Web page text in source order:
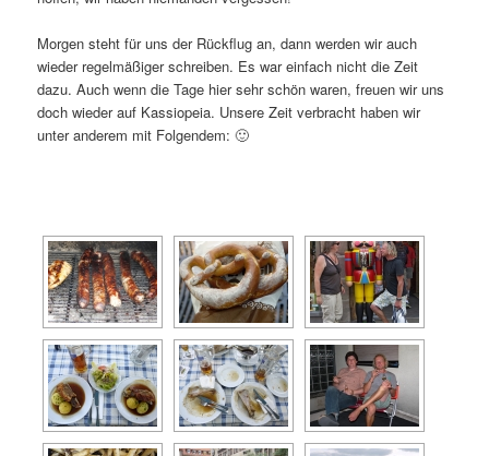
Morgen steht für uns der Rückflug an, dann werden wir auch
wieder regelmäßiger schreiben. Es war einfach nicht die Zeit
dazu. Auch wenn die Tage hier sehr schön waren, freuen wir uns
doch wieder auf Kassiopeia. Unsere Zeit verbracht haben wir
unter anderem mit Folgendem: 🙂